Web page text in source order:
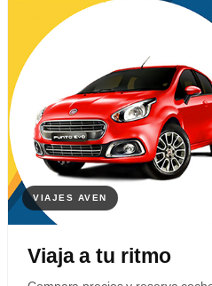
Viaja a tu ritmo